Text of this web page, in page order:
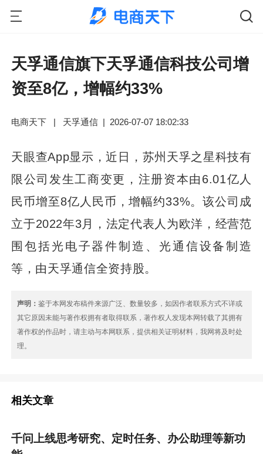
天孚通信旗下天孚通信科技公司增
资至8亿，增幅约33%
电商天下 | 天孚通信 | 2026-07-07 18:02:33
天眼查App显示，近日，苏州天孚之星科技有
限公司发生工商变更，注册资本由6.01亿人
民币增至8亿人民币，增幅约33%。该公司成
立于2022年3月，法定代表人为欧洋，经营范
围包括光电子器件制造、光通信设备制造
等，由天孚通信全资持股。
声明：鉴于本网发布稿件来源广泛、数量较多，如因作者联系方式不详或
其它原因未能与著作权拥有者取得联系，著作权人发现本网转载了其拥有
著作权的作品时，请主动与本网联系，提供相关证明材料，我网将及时处
理。
相关文章
千问上线思考研究、定时任务、办公助理等新功